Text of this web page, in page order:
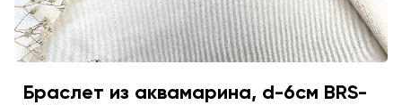
Браслет из аквамарина, d-6см BRS-